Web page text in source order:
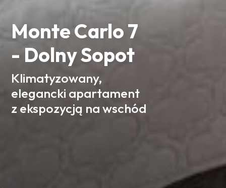
Monte Carlo 7
- Dolny Sopot
Klimatyzowany,
elegancki apartament
z ekspozycją na wschód